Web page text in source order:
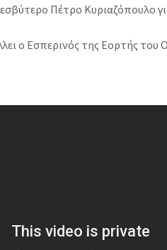
Πέτρο Κυριαζόπουλο
ο Εσπερινός της Εορτής του